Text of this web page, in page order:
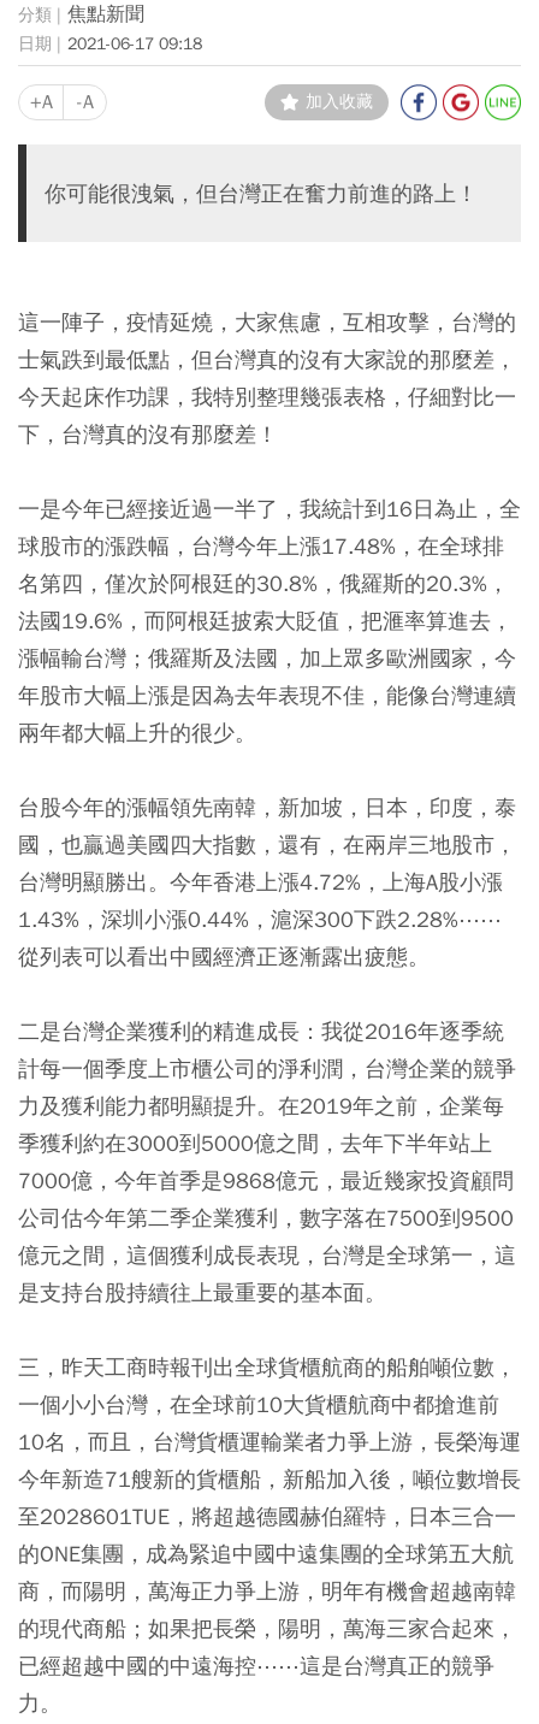
焦點新聞
2021-06-17 09:18
+A -A 加入收藏
你可能很洩氣，但台灣正在奮力前進的路上！
這一陣子，疫情延燒，大家焦慮，互相攻擊，台灣的
士氣跌到最低點，但台灣真的沒有大家說的那麼差，
今天起床作功課，我特別整理幾張表格，仔細對比一
下，台灣真的沒有那麼差！
一是今年已經接近過一半了，我統計到16日為止，全
球股市的漲跌幅，台灣今年上漲17.48%，在全球排
名第四，僅次於阿根廷的30.8%，俄羅斯的20.3%，
法國19.6%，而阿根廷披索大貶值，把滙率算進去，
漲幅輸台灣；俄羅斯及法國，加上眾多歐洲國家，今
年股市大幅上漲是因為去年表現不佳，能像台灣連續
兩年都大幅上升的很少。
台股今年的漲幅領先南韓，新加坡，日本，印度，泰
國，也贏過美國四大指數，還有，在兩岸三地股市，
台灣明顯勝出。今年香港上漲4.72%，上海A股小漲
1.43%，深圳小漲0.44%，滬深300下跌2.28%⋯⋯
從列表可以看出中國經濟正逐漸露出疲態。
二是台灣企業獲利的精進成長：我從2016年逐季統
計每一個季度上市櫃公司的淨利潤，台灣企業的競爭
力及獲利能力都明顯提升。在2019年之前，企業每
季獲利約在3000到5000億之間，去年下半年站上
7000億，今年首季是9868億元，最近幾家投資顧問
公司估今年第二季企業獲利，數字落在7500到9500
億元之間，這個獲利成長表現，台灣是全球第一，這
是支持台股持續往上最重要的基本面。
三，昨天工商時報刊出全球貨櫃航商的船舶噸位數，
一個小小台灣，在全球前10大貨櫃航商中都搶進前
10名，而且，台灣貨櫃運輸業者力爭上游，長榮海運
今年新造71艘新的貨櫃船，新船加入後，噸位數增長
至2028601TUE，將超越德國赫伯羅特，日本三合一
的ONE集團，成為緊追中國中遠集團的全球第五大航
商，而陽明，萬海正力爭上游，明年有機會超越南韓
的現代商船；如果把長榮，陽明，萬海三家合起來，
已經超越中國的中遠海控⋯⋯這是台灣真正的競爭
力。